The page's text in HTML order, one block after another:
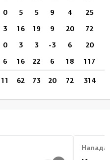
0 5 5 9 4 25
3 16 19 9 20 72
0 3 3 -3 6 20
6 16 22 6 18 117
11 62 73 20 72 314